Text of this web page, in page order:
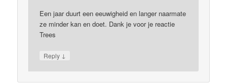
Een jaar duurt een eeuwigheid en langer naarmate
ze minder kan en doet. Dank je voor je reactie
Trees
Reply ↓